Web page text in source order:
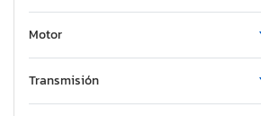
Motor
Transmisión